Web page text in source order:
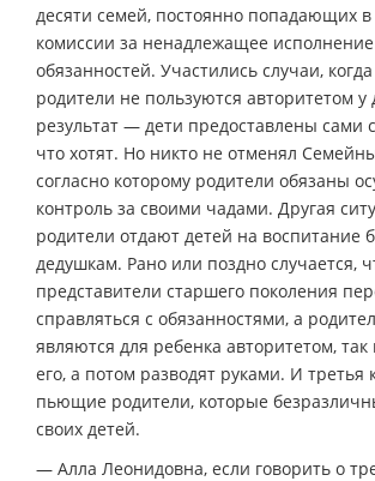
десяти семей, постоянно попадающих
комиссии за ненадлежащее
обязанностей. Участились случаи,
родители не пользуются авторитетом у
результат — дети предоставлены сами
что хотят. Но никто не отменял
согласно которому родители обязаны
контроль за своими чадами. Другая
родители отдают детей на воспитание
дедушкам. Рано или поздно случается,
представители старшего поколения
справляться с обязанностями, а
являются для ребенка авторитетом, так
его, а потом разводят руками. И третья
пьющие родители, которые
своих детей.
— Алла Леонидовна, если говорить о